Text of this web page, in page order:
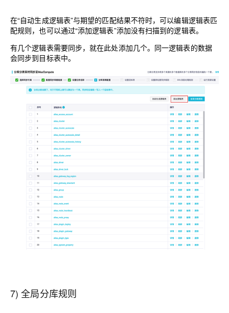
在“自动生成逻辑表”与期望的匹配结果不符时，可以编辑逻辑表匹
配规则，也可以通过“添加逻辑表”添加没有扫描到的逻辑表。
有几个逻辑表需要同步，就在此处添加几个。同一逻辑表的数据
会同步到目标表中。
7) 全局分库规则